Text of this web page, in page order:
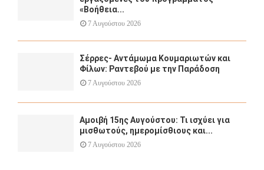
«Βοήθεια...
7 Αυγούστου 2026
Σέρρες- Αντάμωμα Κουμαριωτών και
Φίλων: Ραντεβού με την Παράδοση
7 Αυγούστου 2026
Αμοιβή 15ης Αυγούστου: Τι ισχύει για
μισθωτούς, ημερομίσθιους και...
7 Αυγούστου 2026